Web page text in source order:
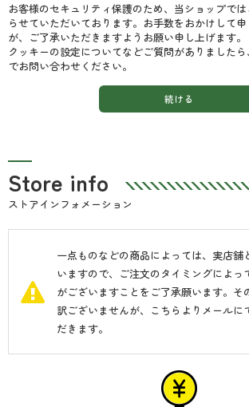
お客様のセキュリティ保護のため、当ショップで
らせていただいております。お手数をおかけして
が、ご了承いただきますようお願い申し上げます。
クッキーの設定についてなどご質問がありました
でお問い合わせください。
続ける
Store info
ストアインフォメーション
一点ものなどの商品によっては、実店舗
いますので、ご注文のタイミングによっ
がございますことをご了承願います。そ
訳ございませんが、こちらよりメールに
だきます。